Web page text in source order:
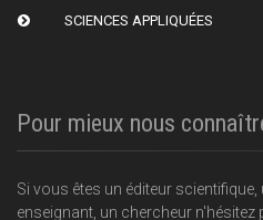
SCIENCES APPLIQUÉES
Pour mieux nous
Si vous êtes un éditeur
enseignant, un chercheur n'hésitez